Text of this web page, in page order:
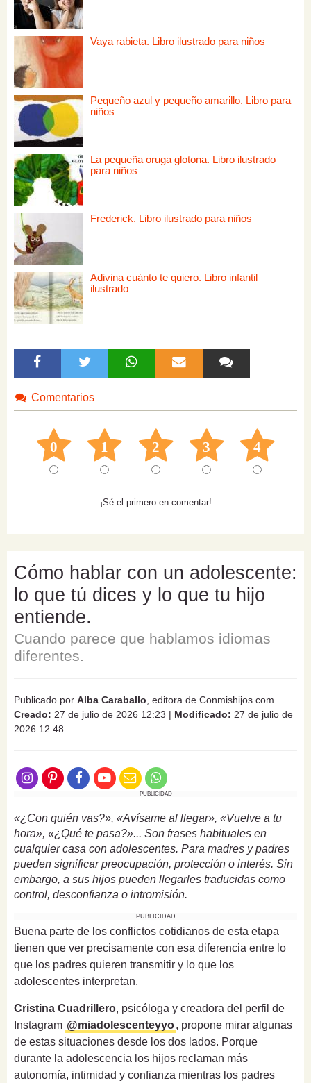
Vaya rabieta. Libro ilustrado para niños
Pequeño azul y pequeño amarillo. Libro para
niños
La pequeña oruga glotona. Libro ilustrado
para niños
Frederick. Libro ilustrado para niños
Adivina cuánto te quiero. Libro infantil
ilustrado
Comentarios
0 1 2 3 4
¡Sé el primero en comentar!
Cómo hablar con un adolescente:
lo que tú dices y lo que tu hijo
entiende.
Cuando parece que hablamos idiomas
diferentes.
Publicado por Alba Caraballo , editora de Conmishijos.com
Creado: 27 de julio de 2026 12:23 | Modificado: 27 de julio de
2026 12:48
PUBLICIDAD
«¿Con quién vas?», «Avísame al llegar», «Vuelve a tu
hora», «¿Qué te pasa?»... Son frases habituales en
cualquier casa con adolescentes. Para madres y padres
pueden significar preocupación, protección o interés. Sin
embargo, a sus hijos pueden llegarles traducidas como
control, desconfianza o intromisión.
PUBLICIDAD
Buena parte de los conflictos cotidianos de esta etapa
tienen que ver precisamente con esa diferencia entre lo
que los padres quieren transmitir y lo que los
adolescentes interpretan.
Cristina Cuadrillero, psicóloga y creadora del perfil de
Instagram @miadolescenteyyo, propone mirar algunas
de estas situaciones desde los dos lados. Porque
durante la adolescencia los hijos reclaman más
autonomía, intimidad y confianza mientras los padres